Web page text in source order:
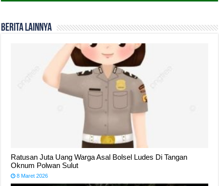
Berita Lainnya
Ratusan Juta Uang Warga Asal Bolsel Ludes Di Tangan
Oknum Polwan Sulut
8 Maret 2026